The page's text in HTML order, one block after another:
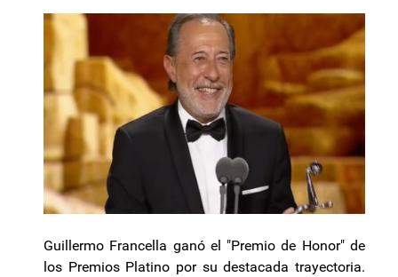
Guillermo Francella ganó el "Premio de Honor" de
los Premios Platino por su destacada trayectoria.